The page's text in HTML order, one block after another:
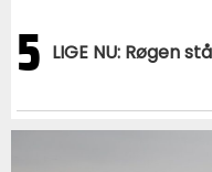
5 LIGE NU: Røgen